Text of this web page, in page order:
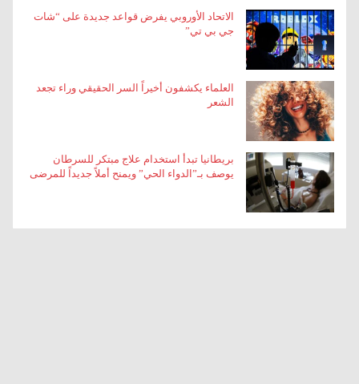
الاتحاد الأوروبي يفرض قواعد جديدة على “شات
جي بي تي”
العلماء يكشفون أخيراً السر الحقيقي وراء تجعد
الشعر
بريطانيا تبدأ استخدام علاج مبتكر للسرطان
يوصف بـ”الدواء الحي” ويمنح أملاً جديداً للمرضى